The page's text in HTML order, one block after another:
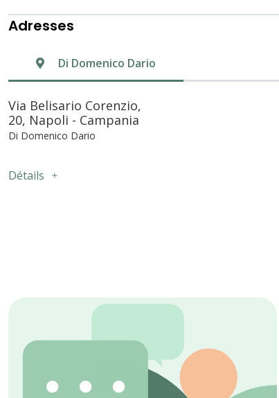
Adresses
Di Domenico Dario
Via Belisario Corenzio,
20, Napoli - Campania
Di Domenico Dario
Détails